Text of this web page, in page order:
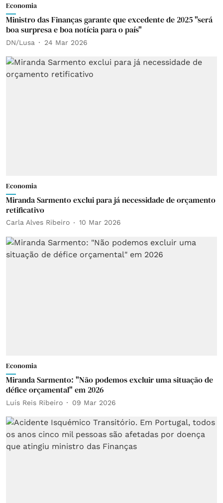
Economia
Ministro das Finanças garante que excedente de 2025 "será
boa surpresa e boa notícia para o país"
DN/Lusa 24 Mar 2026
Economia
Miranda Sarmento exclui para já necessidade de orçamento
retificativo
Carla Alves Ribeiro 10 Mar 2026
Economia
Miranda Sarmento: "Não podemos excluir uma situação de
défice orçamental" em 2026
Luís Reis Ribeiro 09 Mar 2026